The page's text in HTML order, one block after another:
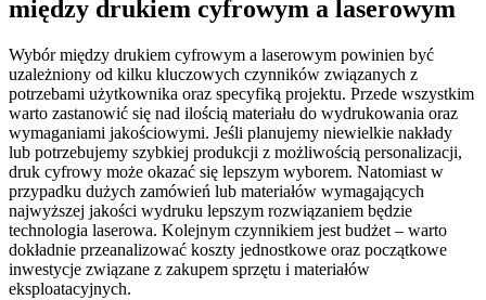
między drukiem cyfrowym a laserowym
Wybór między drukiem cyfrowym a laserowym powinien być
uzależniony od kilku kluczowych czynników związanych z
potrzebami użytkownika oraz specyfiką projektu. Przede wszystkim
warto zastanowić się nad ilością materiału do wydrukowania oraz
wymaganiami jakościowymi. Jeśli planujemy niewielkie nakłady
lub potrzebujemy szybkiej produkcji z możliwością personalizacji,
druk cyfrowy może okazać się lepszym wyborem. Natomiast w
przypadku dużych zamówień lub materiałów wymagających
najwyższej jakości wydruku lepszym rozwiązaniem będzie
technologia laserowa. Kolejnym czynnikiem jest budżet – warto
dokładnie przeanalizować koszty jednostkowe oraz początkowe
inwestycje związane z zakupem sprzętu i materiałów
eksploatacyjnych.